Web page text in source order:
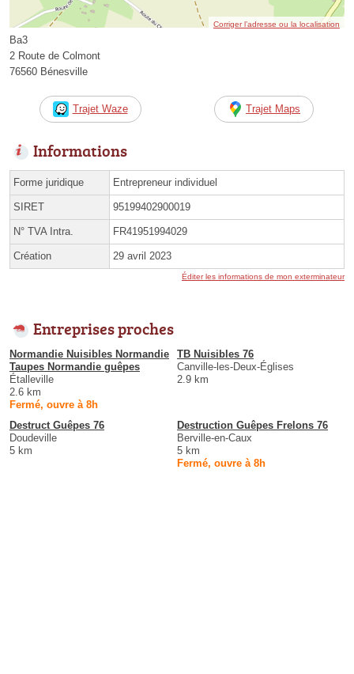
Corriger l’adresse ou la localisation
Ba3
2 Route de Colmont
76560 Bénesville
Trajet Waze Trajet Maps
Informations
Forme juridique Entrepreneur individuel
SIRET 95199402900019
N° TVA Intra. FR41951994029
Création 29 avril 2023
Éditer les informations de mon exterminateur
Entreprises proches
Normandie Nuisibles Normandie
Taupes Normandie guêpes
Étalleville
2.6 km
Fermé, ouvre à 8h
TB Nuisibles 76
Canville-les-Deux-Églises
2.9 km
Destruct Guêpes 76
Doudeville
5 km
Destruction Guêpes Frelons 76
Berville-en-Caux
5 km
Fermé, ouvre à 8h